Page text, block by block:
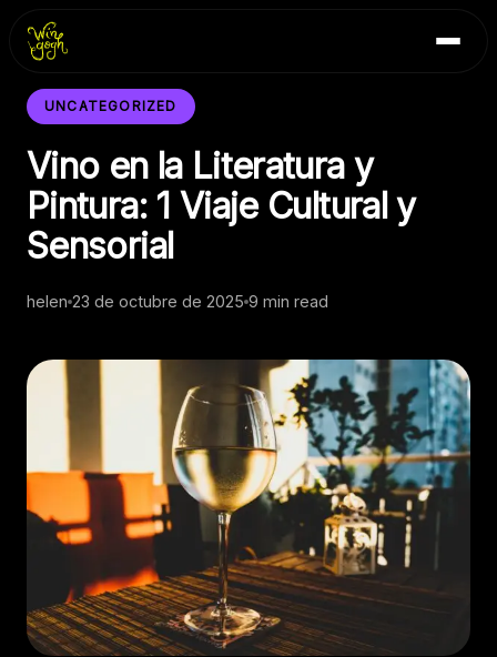
Inicio
Blog
Contacto
UNCATEGORIZED
Vino en la Literatura y
Pintura: 1 Viaje Cultural y
Sensorial
helen 23 de octubre de 2025 9 min read